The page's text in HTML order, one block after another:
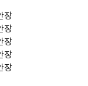
장
장
장
장
장